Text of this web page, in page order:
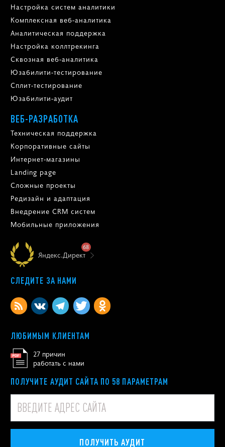
Настройка систем аналитики
Комплексная веб-аналитика
Аналитическая поддержка
Настройка коллтрекинга
Сквозная веб-аналитика
Юзабилити-тестирование
Сплит-тестирование
Юзабилити-аудит
ВЕБ-РАЗРАБОТКА
Техническая поддержка
Корпоративные сайты
Интернет-магазины
Landing page
Сложные проекты
Редизайн и адаптация
Внедрение CRM систем
Мобильные приложения
Яндекс.Директ
68
СЛЕДИТЕ ЗА НАМИ
ЛЮБИМЫМ КЛИЕНТАМ
27 причин
работать с нами
ПОЛУЧИТЕ АУДИТ САЙТА ПО 58 ПАРАМЕТРАМ
ПОЛУЧИТЬ АУДИТ